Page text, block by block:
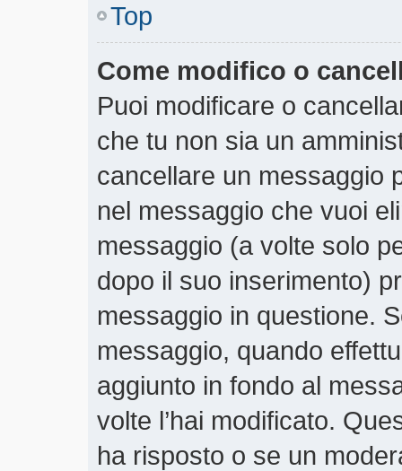
Top
Come modifico o
Puoi modificare o
che tu non sia un
cancellare un messaggio
nel messaggio che vuoi
messaggio (a volte solo
dopo il suo inserimento)
messaggio in questione.
messaggio, quando
aggiunto in fondo al
volte l’hai modificato.
ha risposto o se un